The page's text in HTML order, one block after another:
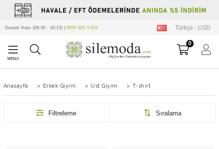
Destek Hattı (08:30 - 18:15) | 0850 305 3 925 Türkçe - USD
0
Anasayfa > Erkek Giyim > Üst Giyim > T-shirt
Filtreleme Sıralama